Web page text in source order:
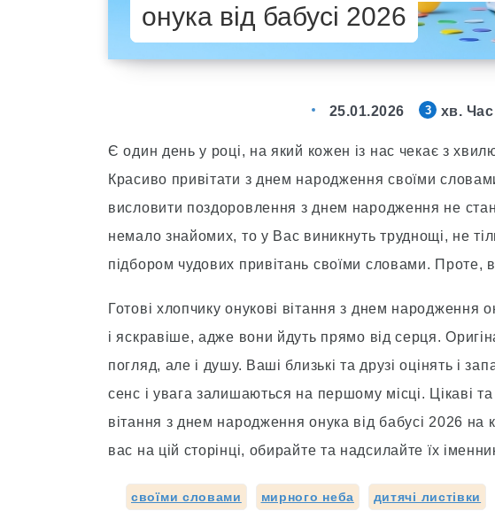
онука від бабусі 2026
25.01.2026 3 хв.
Є один день у році, на який кожен із нас чекає з
Красиво привітати з днем народження своїми
висловити поздоровлення з днем народження не
немало знайомих, то у Вас виникнуть труднощі, не
підбором чудових привітань своїми словами. Проте,
Готові хлопчику онукові вітання з днем народження
і яскравіше, адже вони йдуть прямо від серця.
погляд, але і душу. Ваші близькі та друзі оцінять і
сенс і увага залишаються на першому місці. Цікаві та
вітання з днем народження онука від бабусі 2026 на
вас на цій сторінці, обирайте та надсилайте їх
своїми словами мирного неба дитячі листівки